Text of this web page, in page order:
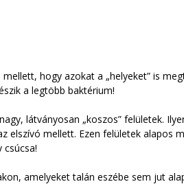
hogy azokat a „helyeket” is
a legtöbb baktérium!
látványosan „koszos” felületek.
elszívó mellett. Ezen felületek alapos
amelyeket talán eszébe sem jut